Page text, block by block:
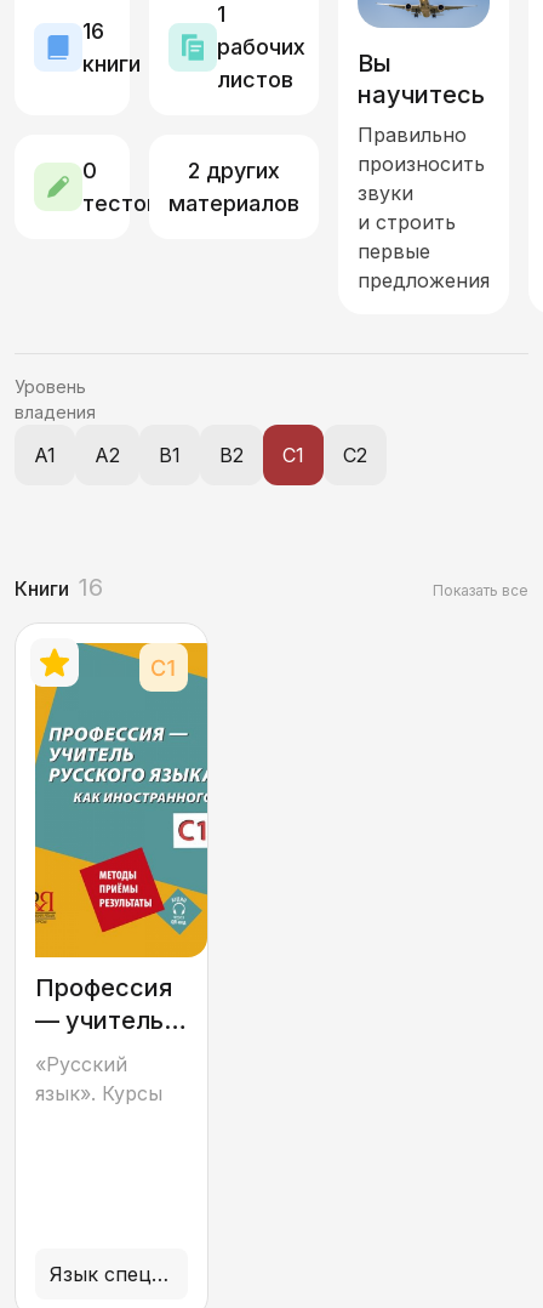
Искусство, культура и история
Количество, время, единицы измерения,
Здоровье и самочувствие. Части тела
Природа, климат и экология
Страна и мир. География, национальности
16
книги
1
рабочих
листов
0
тестов
2 других
материалов
Вы
научитесь
Правильно
произносить
звуки
и строить
первые
предложения
Уровень
владения
A1 A2 B1 B2 C1 C2
Книги 16 Показать все
Профессия
— учитель
русского
языка как
«Русский
язык». Курсы
Язык специальности